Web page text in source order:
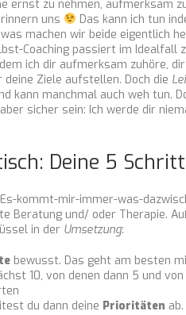
ernst zu nehmen, aufmerksam
uns
Das kann ich tun
machen wir beide eigentlich
Coaching passiert im Idealfall
ich dir aufmerksam zuhöre,
Ziele aufstellen. Doch die
kann manchmal auch weh tun.
sicher sein: Ich werde dir
Deine 5
kommt-mir-immer-was-
Beratung und/ oder Therapie.
in der Umsetzung:
bewusst. Das geht am besten
10, von denen dann 5 und
du dann deine Prioritäten